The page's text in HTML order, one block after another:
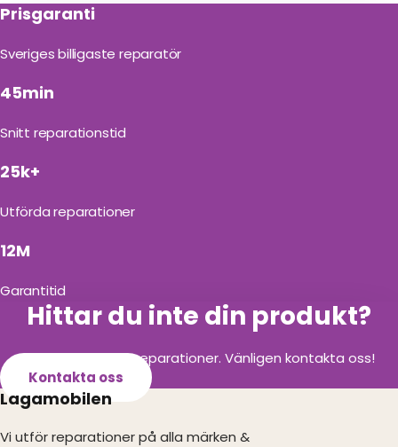
Prisgaranti
Sveriges billigaste reparatör
45min
Snitt reparationstid
25k+
Utförda reparationer
12M
Garantitid
Hittar du inte din produkt?
Vi utför alla olika reparationer. Vänligen kontakta oss!
Kontakta oss
Lagamobilen
Vi utför reparationer på alla märken &